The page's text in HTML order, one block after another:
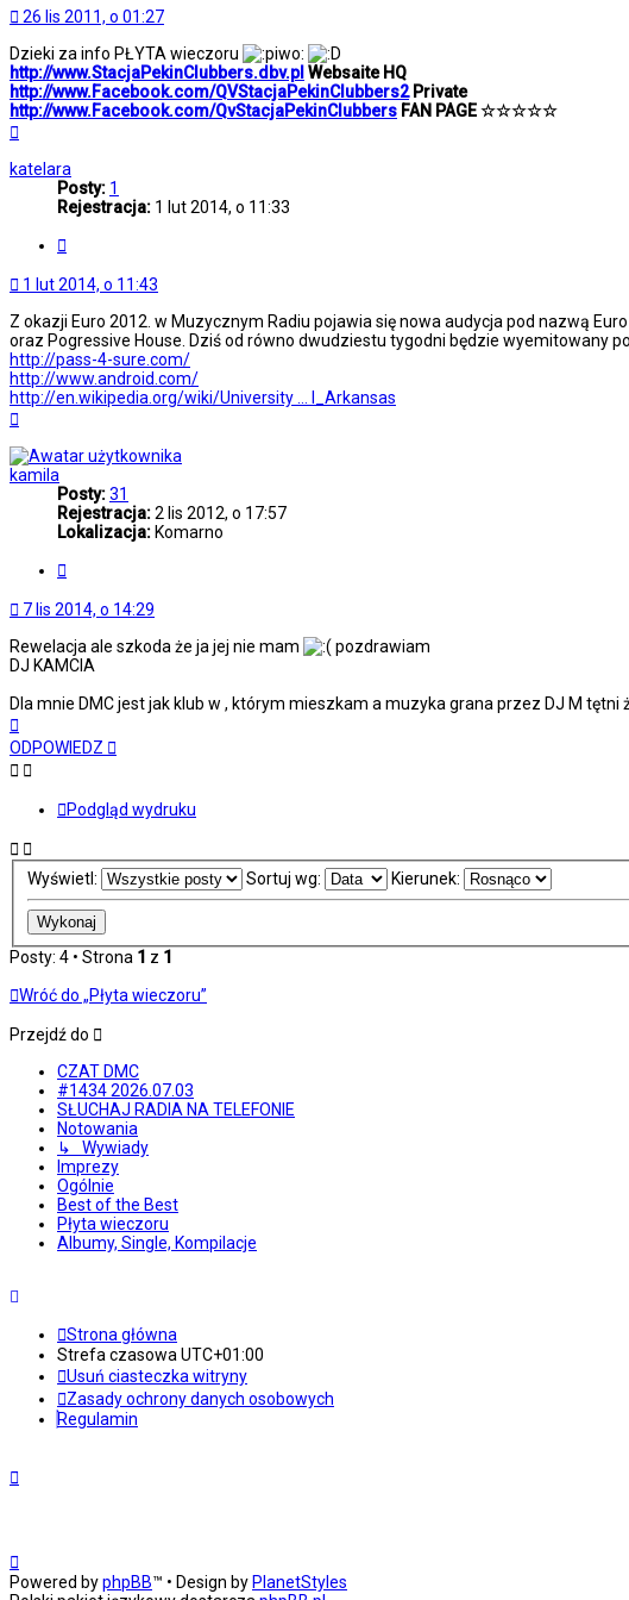
26 lis 2011, o 01:27
Dzieki za info PŁYTA wieczoru
http://www.StacjaPekinClubbers.dbv.pl Websaite HQ
http://www.Facebook.com/QVStacjaPekinClubbers2Private
http://www.Facebook.com/QvStacjaPekinClubbers FAN PAGE ☆☆☆☆☆
katelara
Posty: 1
Rejestracja: 1 lut 2014, o 11:33
1 lut 2014, o 11:43
Z okazji Euro 2012. w Muzycznym Radiu pojawia się nowa audycja pod nazwą
oraz Pogressive House. Dziś od równo dwudziestu tygodni będzie wyemitowany
http://pass-4-sure.com/
http://www.android.com/
http://en.wikipedia.org/wiki/University ... l_Arkansas
kamila
Posty:31
Rejestracja:2 lis 2012, o 17:57
Lokalizacja: Komarno
7 lis 2014, o 14:29
Rewelacja ale szkoda że ja jej nie mam
pozdrawiam
DJ KAMCIA
Dla mnie DMC jest jak klub w , którym mieszkam a muzyka grana przez DJ M tętni
górę
ODPOWIEDZ
Podgląd wydruku
Wyświetl: Sortuj wg: Kierunek:
Posty: 4 • Strona 1 z 1
Wróć do „Płyta wieczoru”
Przejdź do
CZAT DMC
#1434 2026.07.03
SŁUCHAJ RADIA NA TELEFONIE
Notowania
↳ Wywiady
Imprezy
Ogólnie
Best of the Best
Płyta wieczoru
Albumy, Single, Kompilacje
Strona główna
Strefa czasowa UTC+01:00
Usuń ciasteczka witryny
Zasady ochrony danych osobowych
Regulamin
Powered byphpBB™ • Design by PlanetStyles